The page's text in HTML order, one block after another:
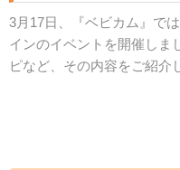
3月17日、『ベビカム』で
インのイベントを開催しま
ピなど、その内容をご紹介